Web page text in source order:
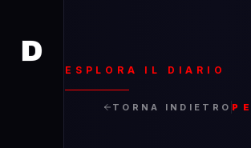
D
D
ESPLORA IL DIARIO
TORNA INDIETRO